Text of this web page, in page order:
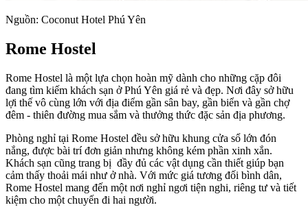
Nguồn: Coconut Hotel Phú Yên
Rome Hostel
Rome Hostel là một lựa chọn hoàn mỹ dành cho những cặp đôi
đang tìm kiếm khách sạn ở Phú Yên giá rẻ và đẹp. Nơi đây sở hữu
lợi thế vô cùng lớn với địa điểm gần sân bay, gần biển và gần chợ
đêm - thiên đường mua sắm và thưởng thức đặc sản địa phương.
Phòng nghỉ tại Rome Hostel đều sở hữu khung cửa sổ lớn đón
nắng, được bài trí đơn giản nhưng không kém phần xinh xắn.
Khách sạn cũng trang bị đầy đủ các vật dụng cần thiết giúp bạn
cảm thấy thoải mái như ở nhà. Với mức giá tương đối bình dân,
Rome Hostel mang đến một nơi nghỉ ngơi tiện nghi, riêng tư và tiết
kiệm cho một chuyến đi hai người.